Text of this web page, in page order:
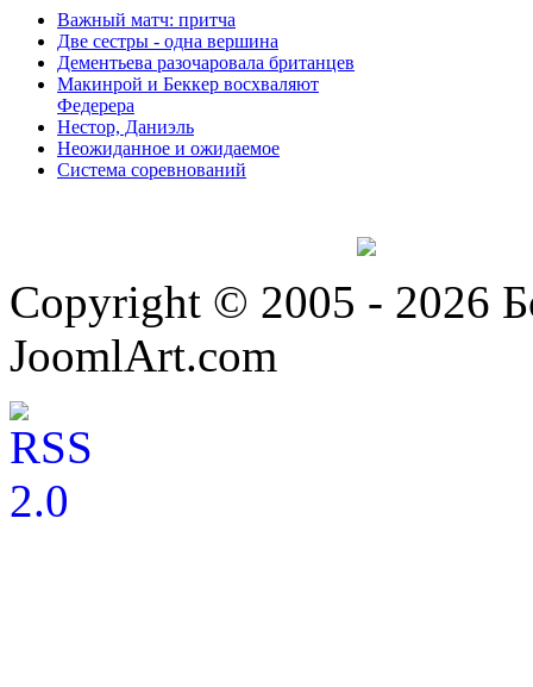
Важный матч: притча
Две сестры - одна вершина
Дементьева разочаровала британцев
Макинрой и Беккер восхваляют
Федерера
Нестор, Даниэль
Неожиданное и ожидаемое
Система соревнований
Copyright © 2005 - 2026
JoomlArt.com